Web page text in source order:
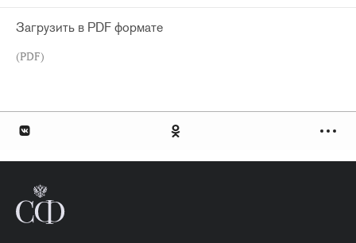
Загрузить в PDF формате
(PDF)